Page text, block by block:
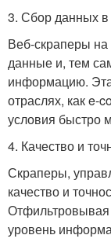
3. Сбор данных
Веб-скраперы
данные и, тем
информацию.
отраслях, как e-
условия быстро
4. Качество и
Скраперы,
качество и
уровень